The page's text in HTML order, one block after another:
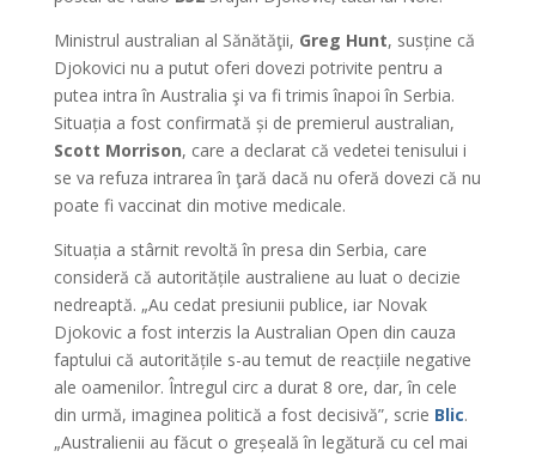
Ministrul australian al Sănătăţii, Greg Hunt, susține că
Djokovici nu a putut oferi dovezi potrivite pentru a
putea intra în Australia şi va fi trimis înapoi în Serbia.
Situația a fost confirmată și de premierul australian,
Scott Morrison, care a declarat că vedetei tenisului i
se va refuza intrarea în ţară dacă nu oferă dovezi că nu
poate fi vaccinat din motive medicale.
Situația a stârnit revoltă în presa din Serbia, care
consideră că autoritățile australiene au luat o decizie
nedreaptă. „Au cedat presiunii publice, iar Novak
Djokovic a fost interzis la Australian Open din cauza
faptului că autoritățile s-au temut de reacțiile negative
ale oamenilor. Întregul circ a durat 8 ore, dar, în cele
din urmă, imaginea politică a fost decisivă”, scrie Blic.
„Australienii au făcut o greșeală în legătură cu cel mai